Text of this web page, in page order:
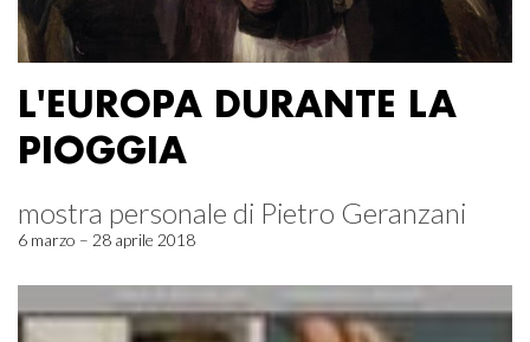
L'EUROPA DURANTE LA
PIOGGIA
mostra personale di Pietro Geranzani
6 marzo – 28 aprile 2018